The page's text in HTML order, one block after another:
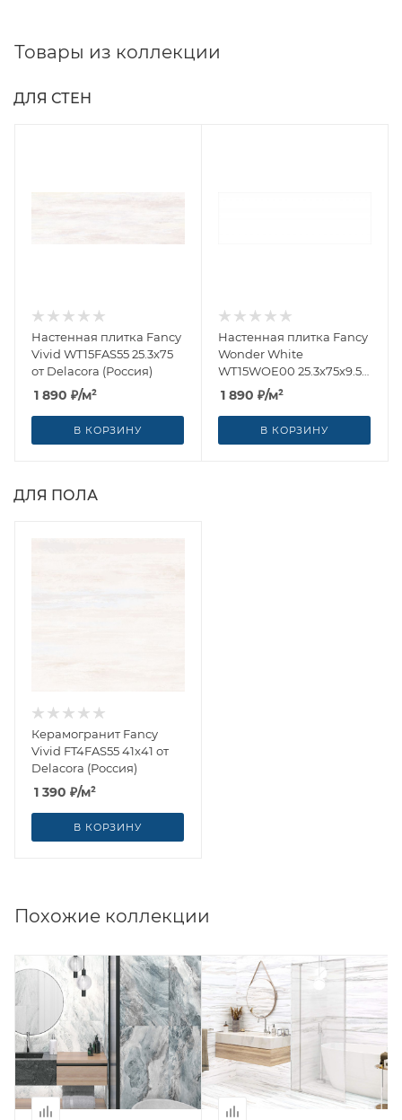
Товары из коллекции
ДЛЯ СТЕН
Настенная плитка Fancy
Vivid WT15FAS55 25.3x75
от Delacora (Россия)
1 890 ₽/м²
В КОРЗИНУ
Настенная плитка Fancy
Wonder White
WT15WOE00 25.3x75x9.5
от Delacora (Россия)
1 890 ₽/м²
В КОРЗИНУ
ДЛЯ ПОЛА
Керамогранит Fancy
Vivid FT4FAS55 41x41 от
Delacora (Россия)
1 390 ₽/м²
В КОРЗИНУ
Похожие коллекции